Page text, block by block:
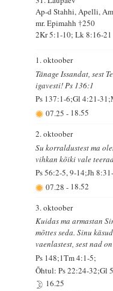
Ap-d Stahhi, Apelli,
mr. Epimahh †250
2Kr 5:1-10; Lk 8:16-21
1. oktoober
Tänage Issandat, sest
igavesti! Ps 136:1
Ps 137:1-6;Gl 4:21-
07.25- 18.55
2. oktoober
Su korraldustest ma
vihkan kõiki vale
Ps 56:2-5, 9-14;Jh
07.28- 18.52
3. oktoober
Kuidas ma armastan
mõttes seda. Sinu
vaenlastest, sest nad
Ps 148;1Tm 4:1-5;
Õhtul: Ps 22:24-32;Gl
16.25